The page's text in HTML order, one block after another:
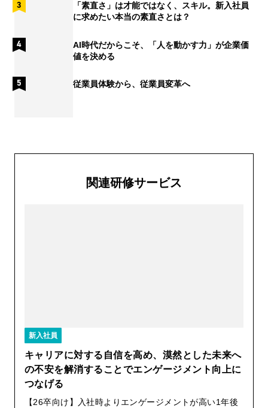
「素直さ」は才能ではなく、スキル。新入社員
に求めたい本当の素直さとは？
AI時代だからこそ、「人を動かす力」が企業価
値を決める
従業員体験から、従業員変革へ
関連研修サービス
新入社員
キャリアに対する自信を高め、漠然とした未来へ
の不安を解消することでエンゲージメント向上に
つなげる
【26卒向け】入社時よりエンゲージメントが高い1年後